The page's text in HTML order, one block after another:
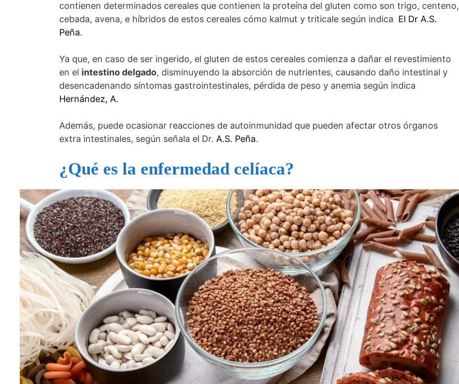
contienen determinados cereales que contienen la proteína del gluten como son trigo, centeno,
cebada, avena, e híbridos de estos cereales cómo kalmut y triticale según indica El Dr A.S.
Peña.
Ya que, en caso de ser ingerido, el gluten de estos cereales comienza a dañar el revestimiento
en el intestino delgado, disminuyendo la absorción de nutrientes, causando daño intestinal y
desencadenando síntomas gastrointestinales, pérdida de peso y anemia según indica
Hernández, A.
Además, puede ocasionar reacciones de autoinmunidad que pueden afectar otros órganos
extra intestinales, según señala el Dr. A.S. Peña.
¿Qué es la enfermedad celíaca?